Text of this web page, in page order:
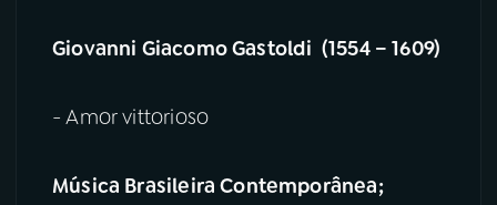
Giovanni Giacomo Gastoldi (1554 – 1609)
- Amor vittorioso
Música Brasileira Contemporânea;